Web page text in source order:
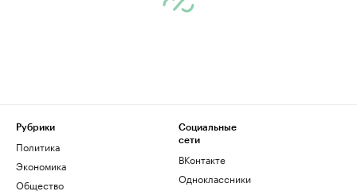
Рубрики
Политика
Экономика
Общество
Социальные
сети
ВКонтакте
Одноклассники